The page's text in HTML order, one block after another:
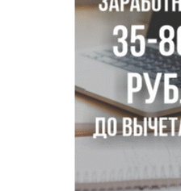
Условный срок получил
мошенничество на 3,5